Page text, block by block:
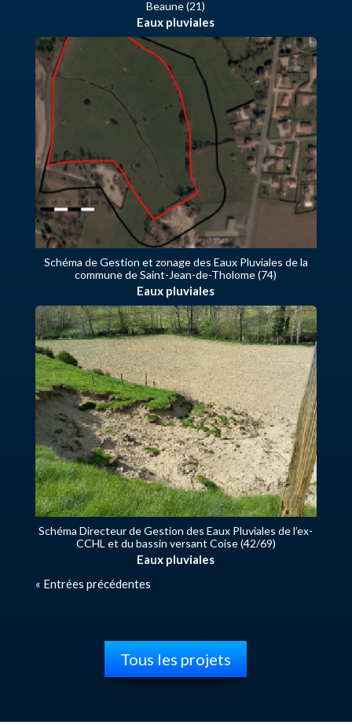
Beaune (21)
Eaux pluviales
Schéma de Gestion et zonage des Eaux Pluviales de la
commune de Saint-Jean-de-Tholome (74)
Eaux pluviales
Schéma Directeur de Gestion des Eaux Pluviales de l’ex-
CCHL et du bassin versant Coise (42/69)
Eaux pluviales
« Entrées précédentes
Tous les projets